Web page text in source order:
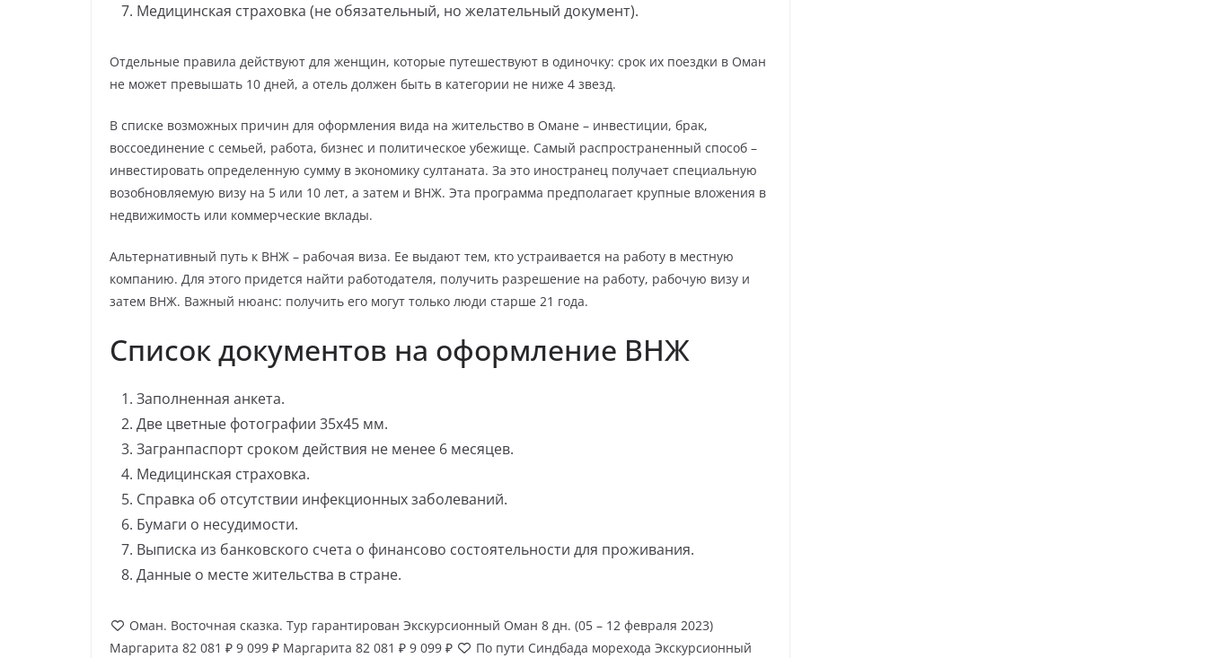
Медицинская страховка (не обязательный, но желательный документ).
Отдельные правила действуют для женщин, которые путешествуют в одиночку: срок их поездки в Оман
не может превышать 10 дней, а отель должен быть в категории не ниже 4 звезд.
В списке возможных причин для оформления вида на жительство в Омане – инвестиции, брак,
воссоединение с семьей, работа, бизнес и политическое убежище. Самый распространенный способ –
инвестировать определенную сумму в экономику султаната. За это иностранец получает специальную
возобновляемую визу на 5 или 10 лет, а затем и ВНЖ. Эта программа предполагает крупные вложения в
недвижимость или коммерческие вклады.
Альтернативный путь к ВНЖ – рабочая виза. Ее выдают тем, кто устраивается на работу в местную
компанию. Для этого придется найти работодателя, получить разрешение на работу, рабочую визу и
затем ВНЖ. Важный нюанс: получить его могут только люди старше 21 года.
Список документов на оформление ВНЖ
Заполненная анкета.
Две цветные фотографии 35х45 мм.
Загранпаспорт сроком действия не менее 6 месяцев.
Медицинская страховка.
Справка об отсутствии инфекционных заболеваний.
Бумаги о несудимости.
Выписка из банковского счета о финансово состоятельности для проживания.
Данные о месте жительства в стране.
Оман. Восточная сказка. Тур гарантирован Экскурсионный Оман 8 дн. (05 – 12 февраля 2023)
Маргарита 82 081 ₽ 9 099 ₽ Маргарита 82 081 ₽ 9 099 ₽
По пути Синдбада морехода Экскурсионный